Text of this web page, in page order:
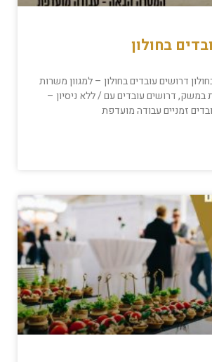
בחולון
דרושים עובדים בחולון – למגוון משרות
במשק, דרושים עובדים עם / ללא ניסיון –
זמניים עבודה מועדפת